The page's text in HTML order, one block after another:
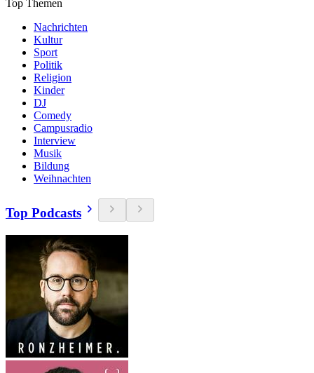
Top Themen
Nachrichten
Kultur
Sport
Politik
Religion
Kinder
DJ
Comedy
Campusradio
Interview
Musik
Bildung
Weihnachten
Top Podcasts